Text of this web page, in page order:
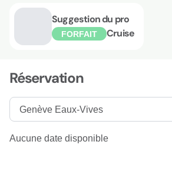
Suggestion du pro
FORFAIT Cruise
Réservation
Aucune date disponible